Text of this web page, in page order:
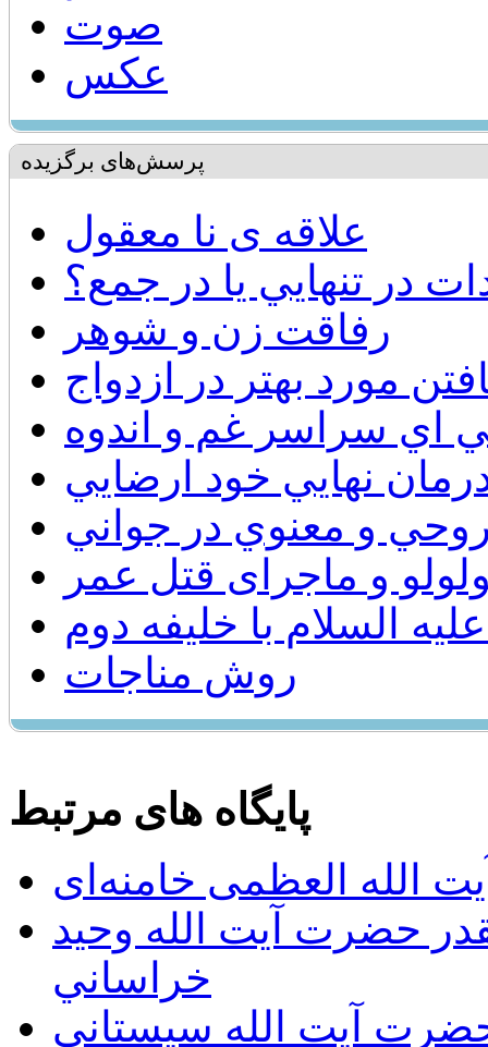
صوت
عکس
پرسش‌های برگزیده
علاقه ی نا معقول
در تنهايي يا در جمع؟
رفاقت زن و شوهر
مورد بهتر در ازدواج
اي سراسر غم و اندوه
نهايي خود ارضايي
و معنوي در جواني
و ماجرای قتل عمر
السلام با خليفه دوم
روش مناجات
پایگاه های مرتبط
الله العظمی خامنه‌ای
حضرت آيت الله وحيد
خراساني
حضرت آيت الله سيستاني